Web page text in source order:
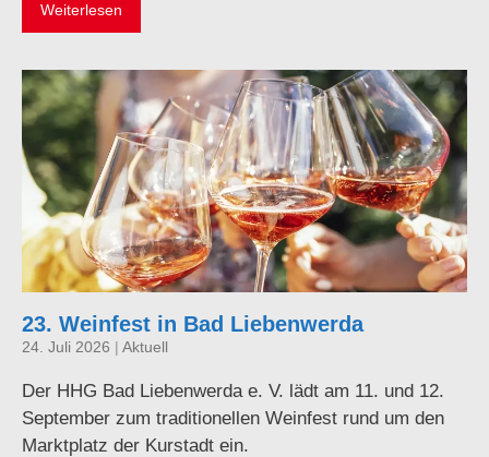
Weiterlesen
23. Weinfest in Bad Liebenwerda
24. Juli 2026 | Aktuell
Der HHG Bad Liebenwerda e. V. lädt am 11. und 12.
September zum traditionellen Weinfest rund um den
Marktplatz der Kurstadt ein.